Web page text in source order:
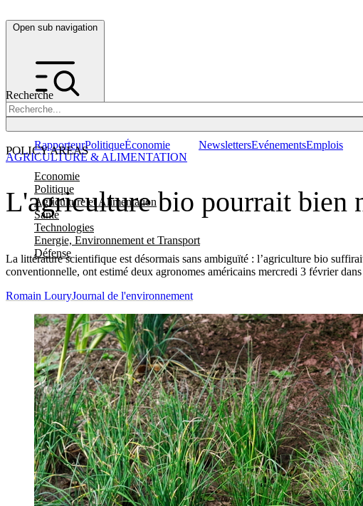
Open sub navigation
Recherche
POLICY AREAS
Economie
Politique
Agriculture et Alimentation
Santé
Technologies
Energie, Environnement et Transport
Défense
RapporteurPolitiqueÉconomie NewslettersEvénementsEmplois
L'agriculture bio pourrait bien
La littérature scientifique est désormais sans ambiguïté : l’agriculture bio
conventionnelle, ont estimé deux agronomes américains mercredi 3 février dans
AGRICULTURE & ALIMENTATION
Romain LouryJournal de l'environnement